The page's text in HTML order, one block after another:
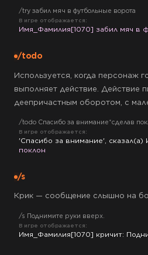
/try забил мяч в футбольные ворота
В игре отображается:
Имя_Фамилия[1070] забил мяч в
/todo
Используется, когда персонаж
выполняет действие. Действие
деепричастным оборотом, с
/todo Спасибо за внимание*сделав
В игре отображается:
'Спасибо за внимание', сказал(а)
поклон
/s
Крик — сообщение слышно на
/s Поднимите руки вверх.
В игре отображается:
Имя_Фамилия[1070] кричит: